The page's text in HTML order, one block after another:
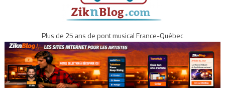
Plus de 25 ans de pont musical France-Québec